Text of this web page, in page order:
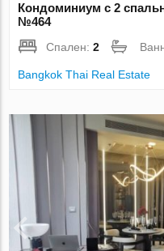
Кондоминиум с 2
№464
Спален:2
Bangkok Thai Real Estate